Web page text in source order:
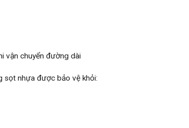
vận chuyển đường dài
sọt nhựa được bảo vệ khỏi: